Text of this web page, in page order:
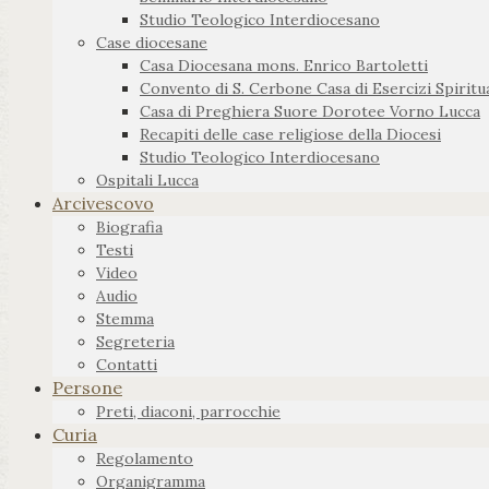
Studio Teologico Interdiocesano
Case diocesane
Casa Diocesana mons. Enrico Bartoletti
Convento di S. Cerbone Casa di Esercizi
Casa di Preghiera Suore Dorotee Vorno Lucca
Recapiti delle case religiose della Diocesi
Studio Teologico Interdiocesano
Ospitali Lucca
Arcivescovo
Biografia
Testi
Video
Audio
Stemma
Segreteria
Contatti
Persone
Preti, diaconi, parrocchie
Curia
Regolamento
Organigramma